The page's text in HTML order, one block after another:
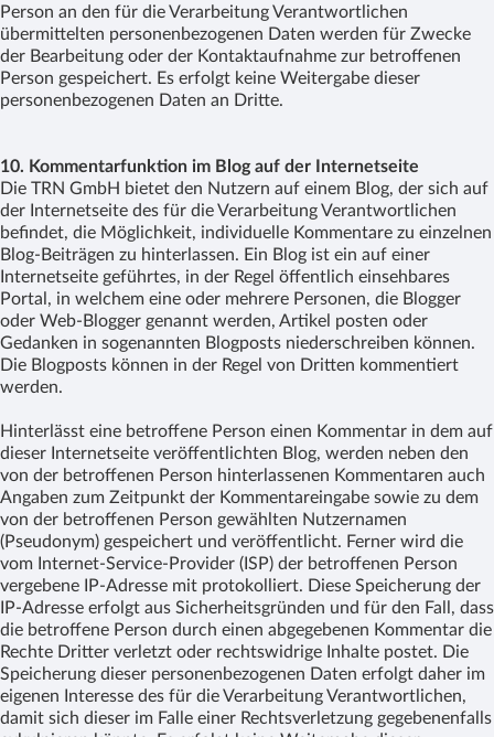
Person an den für die Verarbeitung Verantwortlichen
übermittelten personenbezogenen Daten werden für Zwecke
der Bearbeitung oder der Kontaktaufnahme zur betroffenen
Person gespeichert. Es erfolgt keine Weitergabe dieser
personenbezogenen Daten an Dritte.
10. Kommentarfunktion im Blog auf der Internetseite
Die TRN GmbH bietet den Nutzern auf einem Blog, der sich auf
der Internetseite des für die Verarbeitung Verantwortlichen
befindet, die Möglichkeit, individuelle Kommentare zu einzelnen
Blog-Beiträgen zu hinterlassen. Ein Blog ist ein auf einer
Internetseite geführtes, in der Regel öffentlich einsehbares
Portal, in welchem eine oder mehrere Personen, die Blogger
oder Web-Blogger genannt werden, Artikel posten oder
Gedanken in sogenannten Blogposts niederschreiben können.
Die Blogposts können in der Regel von Dritten kommentiert
werden.
Hinterlässt eine betroffene Person einen Kommentar in dem auf
dieser Internetseite veröffentlichten Blog, werden neben den
von der betroffenen Person hinterlassenen Kommentaren auch
Angaben zum Zeitpunkt der Kommentareingabe sowie zu dem
von der betroffenen Person gewählten Nutzernamen
(Pseudonym) gespeichert und veröffentlicht. Ferner wird die
vom Internet-Service-Provider (ISP) der betroffenen Person
vergebene IP-Adresse mit protokolliert. Diese Speicherung der
IP-Adresse erfolgt aus Sicherheitsgründen und für den Fall, dass
die betroffene Person durch einen abgegebenen Kommentar die
Rechte Dritter verletzt oder rechtswidrige Inhalte postet. Die
Speicherung dieser personenbezogenen Daten erfolgt daher im
eigenen Interesse des für die Verarbeitung Verantwortlichen,
damit sich dieser im Falle einer Rechtsverletzung gegebenenfalls